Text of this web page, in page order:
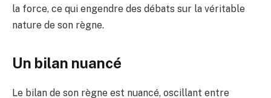
la force, ce qui engendre des débats sur la véritable
nature de son règne.
Un bilan nuancé
Le bilan de son règne est nuancé, oscillant entre